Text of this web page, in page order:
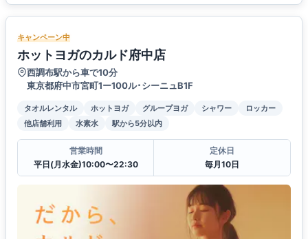
キャンペーン中
ホットヨガのカルド府中店
西調布駅から車で10分
東京都府中市宮町1ー100ル･シーニュB1F
タオルレンタル ホットヨガ グループヨガ シャワー
ロッカー
他店舗利用
水素水 駅から5分以内
営業時間
平日(月水金)10:00〜22:30
定休日
毎月10日